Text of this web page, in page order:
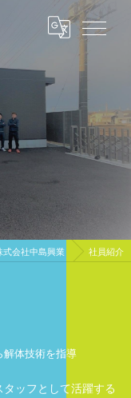
会社中島興業 社員紹介
体技術を指導
ッフとして活躍する